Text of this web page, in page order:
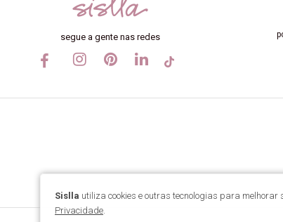
Sislla utiliza cookies e outras tecnologias para
Privacidade.
segue a gente nas redes